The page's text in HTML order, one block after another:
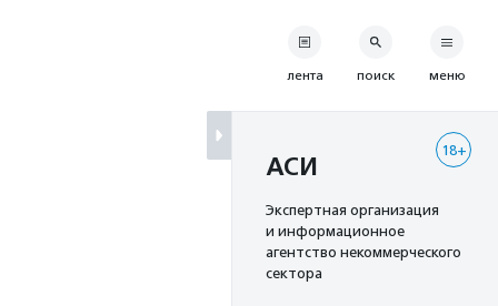
лента поиск меню
18+
АСИ
Экспертная организация
и информационное
агентство некоммерческого
сектора